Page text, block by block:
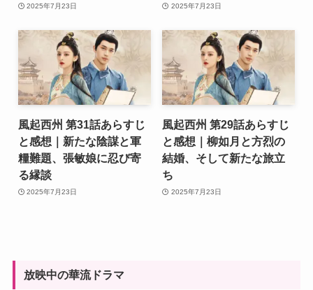
2025年7月23日 2025年7月23日
風起西州 第31話あらすじ
と感想｜新たな陰謀と軍
糧難題、張敏娘に忍び寄
る縁談
2025年7月23日
風起西州 第29話あらすじ
と感想｜柳如月と方烈の
結婚、そして新たな旅立
ち
2025年7月23日
放映中の華流ドラマ